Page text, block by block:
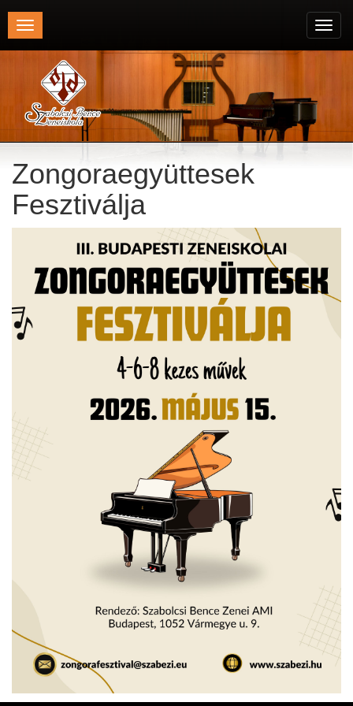
Toggle
navigation
Zongoraegyüttesek
Fesztiválja